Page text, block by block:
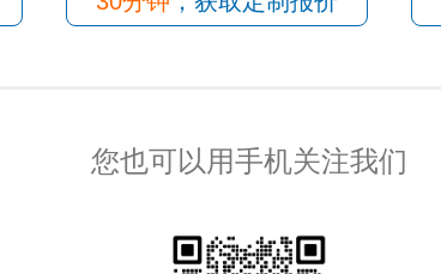
您也可以用手机关注我们